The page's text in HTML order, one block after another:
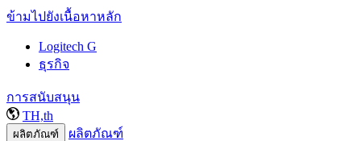
ข้ามไปยังเนื้อหาหลัก
Logitech G
ธุรกิจ
การสนับสนุน
TH,th
ผลิตภัณฑ์ ผลิตภัณฑ์